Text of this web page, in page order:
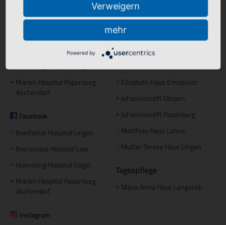
Krankenhäuser
Borromäus Hospital Leer
+ Marien Hospital Papenburg
Aschendorf
Facebook
+ Bonifatius Hospital Lingen
+ Borromäus Hospital Leer
+ Hümmling Hospital Sögel
+ Marien Hospital Papenburg
Aschendorf
Instagram
Stationäre Pflege
+Maria Anna Haus Lengerich
+St. Katharina Haus Thuine
Elisabeth Haus Emsbüren
+ Johannesstift Dörpen
+ Johannesstift Papenburg
+ Matthias Haus Lohne
+ Mutter Teresa Haus Lingen
Tagespflege
+ Maria Anna Haus Lengerich
Verweigern
mehr
Powered by